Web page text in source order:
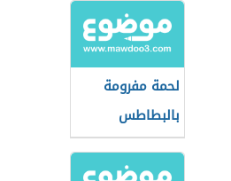
لحمة مفرومة
بالبطاطس